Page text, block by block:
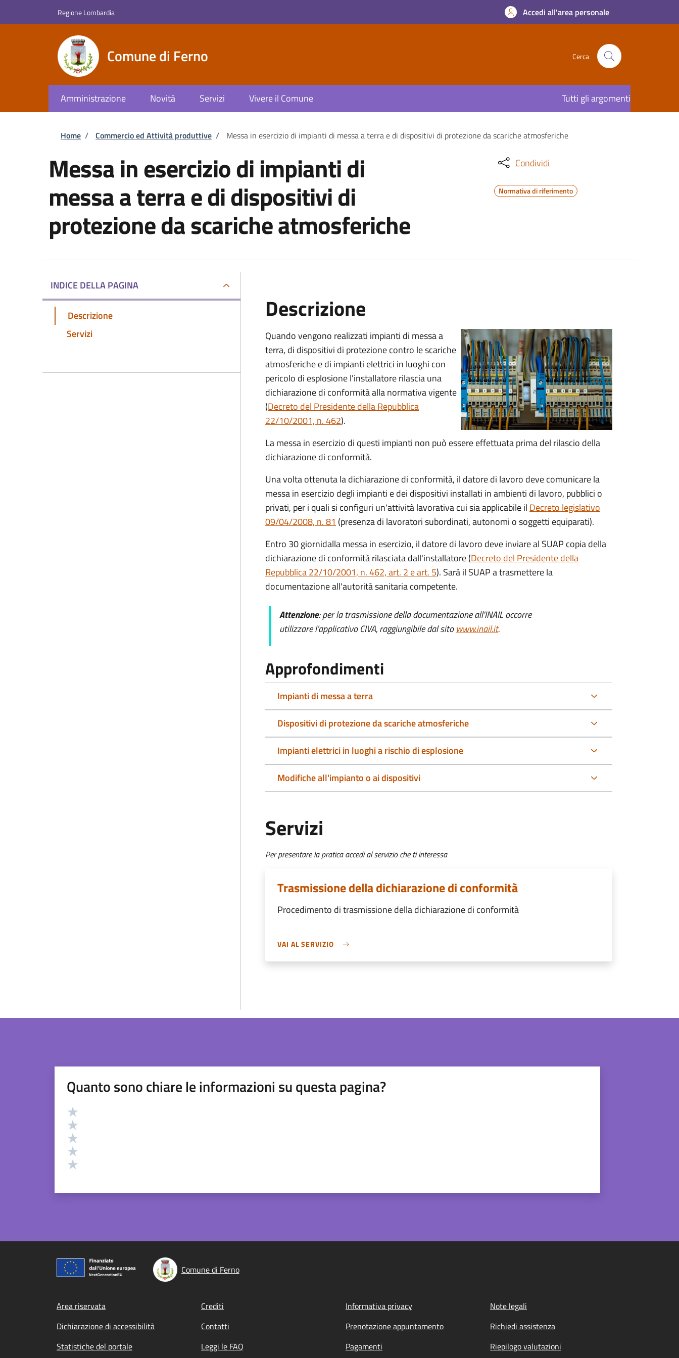
Regione Lombardia Accedi all'area personale
Comune di Ferno Cerca
Amministrazione Novità Servizi Vivere il Comune Tutti gli argomenti
Briciole di pane
Home / Commercio ed Attività produttive / Messa in esercizio di impianti di messa a terra e di dispositivi di protezione da scariche atmosferiche
Messa in esercizio di impianti di
messa a terra e di dispositivi di
protezione da scariche atmosferiche
Condividi
Normativa di riferimento
INDICE DELLA PAGINA
Descrizione
Servizi
Descrizione
Quando vengono realizzati impianti di messa a
terra, di dispositivi di protezione contro le scariche
atmosferiche e di impianti elettrici in luoghi con
pericolo di esplosione l'installatore rilascia una
dichiarazione di conformità alla normativa vigente
(Decreto del Presidente della Repubblica
22/10/2001, n. 462).
La messa in esercizio di questi impianti non può essere effettuata prima del rilascio della
dichiarazione di conformità.
Una volta ottenuta la dichiarazione di conformità, il datore di lavoro deve comunicare la
messa in esercizio degli impianti e dei dispositivi installati in ambienti di lavoro, pubblici o
privati, per i quali si configuri un'attività lavorativa cui sia applicabile il Decreto legislativo
09/04/2008, n. 81 (presenza di lavoratori subordinati, autonomi o soggetti equiparati).
Entro 30 giornidalla messa in esercizio, il datore di lavoro deve inviare al SUAP copia della
dichiarazione di conformità rilasciata dall'installatore (Decreto del Presidente della
Repubblica 22/10/2001, n. 462, art. 2 e art. 5). Sarà il SUAP a trasmettere la
documentazione all'autorità sanitaria competente.
Attenzione: per la trasmissione della documentazione all'INAIL occorre
utilizzare l’applicativo CIVA, raggiungibile dal sitowww.inail.it.
Approfondimenti
Impianti di messa a terra
Dispositivi di protezione da scariche atmosferiche
Impianti elettrici in luoghi a rischio di esplosione
Modifiche all'impianto o ai dispositivi
Servizi
Per presentare la pratica accedi al servizio che ti interessa
Trasmissione della dichiarazione di conformità
Procedimento di trasmissione della dichiarazione di conformità
VAI AL SERVIZIO
Quanto sono chiare le informazioni su questa pagina?
Valutazione
Comune di Ferno
Footer menu
Area riservata Crediti Informativa privacy
Note legali
Dichiarazione di accessibilità
Contatti Prenotazione appuntamento
Richiedi assistenza
Statistiche del portale
Leggi le FAQ Pagamenti Riepilogo valutazioni